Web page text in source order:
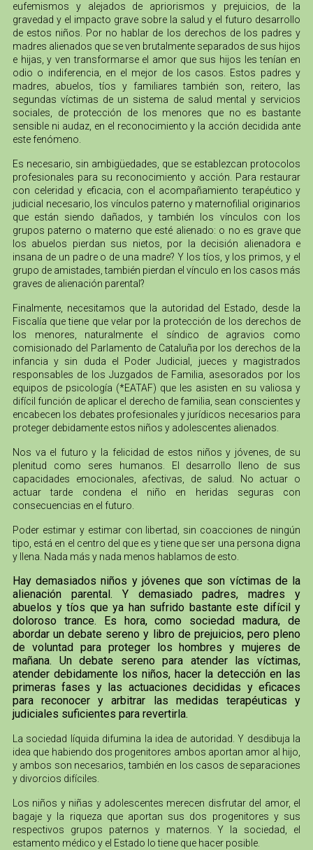
eufemismos y alejados de apriorismos y prejuicios, de la
gravedad y el impacto grave sobre la salud y el futuro desarrollo
de estos niños. Por no hablar de los derechos de los padres y
madres alienados que se ven brutalmente separados de sus hijos
e hijas, y ven transformarse el amor que sus hijos les tenían en
odio o indiferencia, en el mejor de los casos. Estos padres y
madres, abuelos, tíos y familiares también son, reitero, las
segundas víctimas de un sistema de salud mental y servicios
sociales, de protección de los menores que no es bastante
sensible ni audaz, en el reconocimiento y la acción decidida ante
este fenómeno.
Es necesario, sin ambigüedades, que se establezcan protocolos
profesionales para su reconocimiento y acción. Para restaurar
con celeridad y eficacia, con el acompañamiento terapéutico y
judicial necesario, los vínculos paterno y maternofilial originarios
que están siendo dañados, y también los vínculos con los
grupos paterno o materno que esté alienado: o no es grave que
los abuelos pierdan sus nietos, por la decisión alienadora e
insana de un padre o de una madre? Y los tíos, y los primos, y el
grupo de amistades, también pierdan el vínculo en los casos más
graves de alienación parental?
Finalmente, necesitamos que la autoridad del Estado, desde la
Fiscalía que tiene que velar por la protección de los derechos de
los menores, naturalmente el síndico de agravios como
comisionado del Parlamento de Cataluña por los derechos de la
infancia y sin duda el Poder Judicial, jueces y magistrados
responsables de los Juzgados de Familia, asesorados por los
equipos de psicología (*EATAF) que les asisten en su valiosa y
difícil función de aplicar el derecho de familia, sean conscientes y
encabecen los debates profesionales y jurídicos necesarios para
proteger debidamente estos niños y adolescentes alienados.
Nos va el futuro y la felicidad de estos niños y jóvenes, de su
plenitud como seres humanos. El desarrollo lleno de sus
capacidades emocionales, afectivas, de salud. No actuar o
actuar tarde condena el niño en heridas seguras con
consecuencias en el futuro.
Poder estimar y estimar con libertad, sin coacciones de ningún
tipo, está en el centro del que es y tiene que ser una persona digna
y llena. Nada más y nada menos hablamos de esto.
Hay demasiados niños y jóvenes que son víctimas de la
alienación parental. Y demasiado padres, madres y
abuelos y tíos que ya han sufrido bastante este difícil y
doloroso trance. Es hora, como sociedad madura, de
abordar un debate sereno y libro de prejuicios, pero pleno
de voluntad para proteger los hombres y mujeres de
mañana. Un debate sereno para atender las víctimas,
atender debidamente los niños, hacer la detección en las
primeras fases y las actuaciones decididas y eficaces
para reconocer y arbitrar las medidas terapéuticas y
judiciales suficientes para revertirla.
La sociedad líquida difumina la idea de autoridad. Y desdibuja la
idea que habiendo dos progenitores ambos aportan amor al hijo,
y ambos son necesarios, también en los casos de separaciones
y divorcios difíciles.
Los niños y niñas y adolescentes merecen disfrutar del amor, el
bagaje y la riqueza que aportan sus dos progenitores y sus
respectivos grupos paternos y maternos. Y la sociedad, el
estamento médico y el Estado lo tiene que hacer posible.